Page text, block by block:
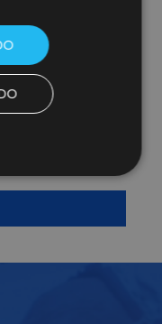
y Aviso
Lifting Group para
en este
mediante